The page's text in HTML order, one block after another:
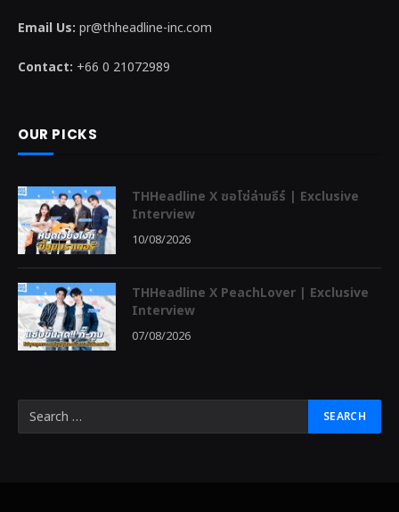
Email Us: pr@thheadline-inc.com
Contact: +66 0 21072989
OUR PICKS
THHeadline X ซอโซ่ล่ามธีร์ | Exclusive
Interview
10/08/2026
THHeadline X PeachLover | Exclusive
Interview
07/08/2026